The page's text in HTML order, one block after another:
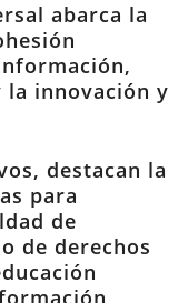
abarca la
la innovación y
destacan la
para
de
de derechos